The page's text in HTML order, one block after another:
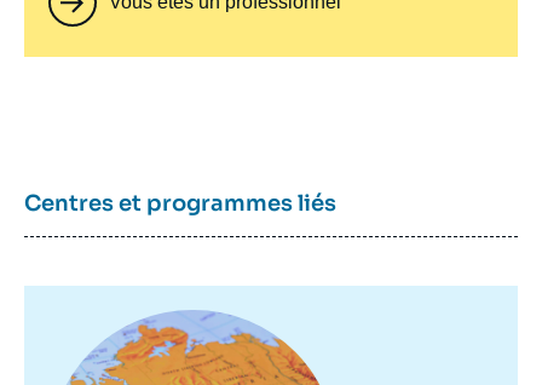
Centres et programmes liés
principale